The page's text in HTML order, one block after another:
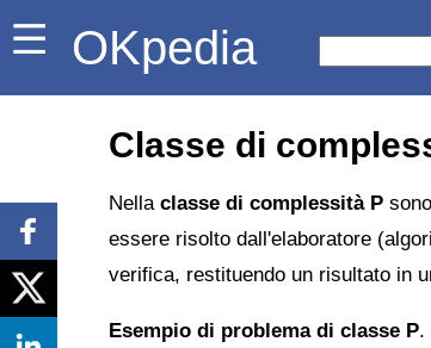
OKpedia
Classe di
Nella classe di complessità P
essere risolto dall'elaboratore
verifica, restituendo un risultato in
Esempio di problema di classe P.